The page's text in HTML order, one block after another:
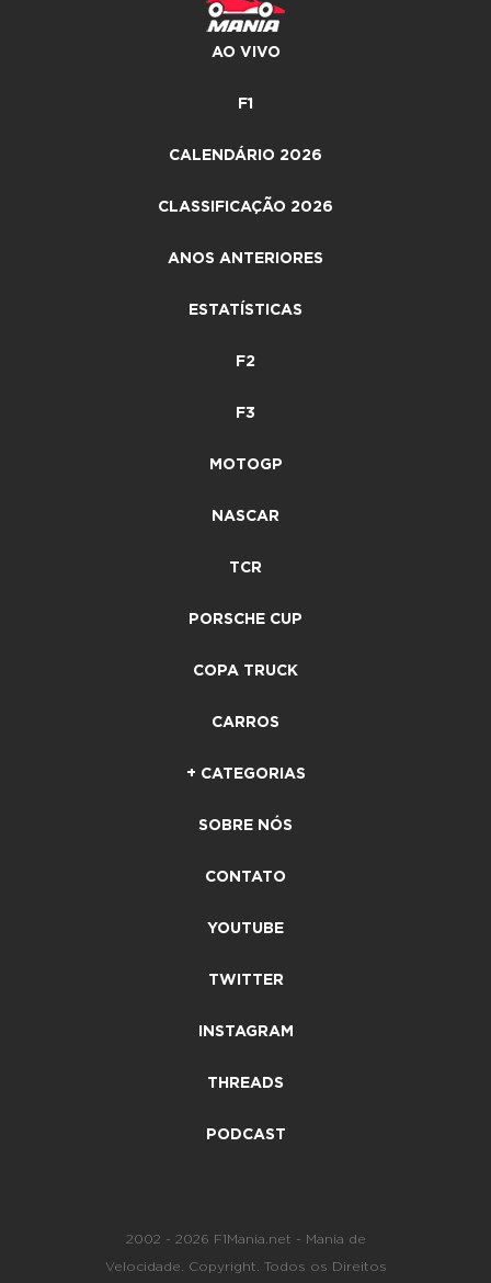
AO VIVO
F1
CALENDÁRIO 2026
CLASSIFICAÇÃO 2026
ANOS ANTERIORES
ESTATÍSTICAS
F2
F3
MOTOGP
NASCAR
TCR
PORSCHE CUP
COPA TRUCK
CARROS
+ CATEGORIAS
SOBRE NÓS
CONTATO
YOUTUBE
TWITTER
INSTAGRAM
THREADS
PODCAST
2002 - 2026 F1Mania.net - Mania de
Velocidade. Copyright. Todos os Direitos